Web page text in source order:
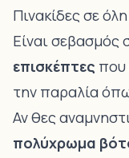
Πινακίδες σε
Είναι σεβασμός
επισκέπτες που
την παραλία
Αν θες
πολύχρωμα